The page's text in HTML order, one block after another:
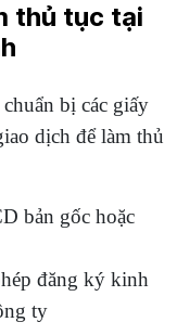
thủ tục tại
bị các giấy
dịch để làm thủ
bản gốc hoặc
đăng ký kinh
ty